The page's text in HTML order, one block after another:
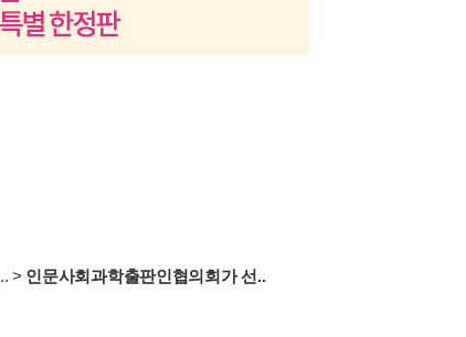
> 인문사회과학출판인협의회가 선..